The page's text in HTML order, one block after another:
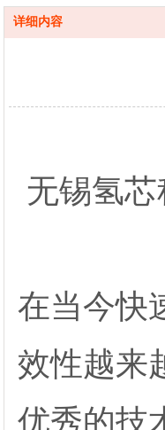
详细内容
无锡氢
在当今快
效性越来
优秀的技